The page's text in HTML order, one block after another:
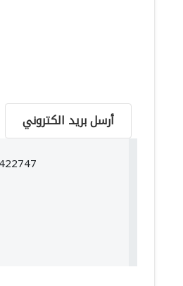
أرسل بريد الكتروني